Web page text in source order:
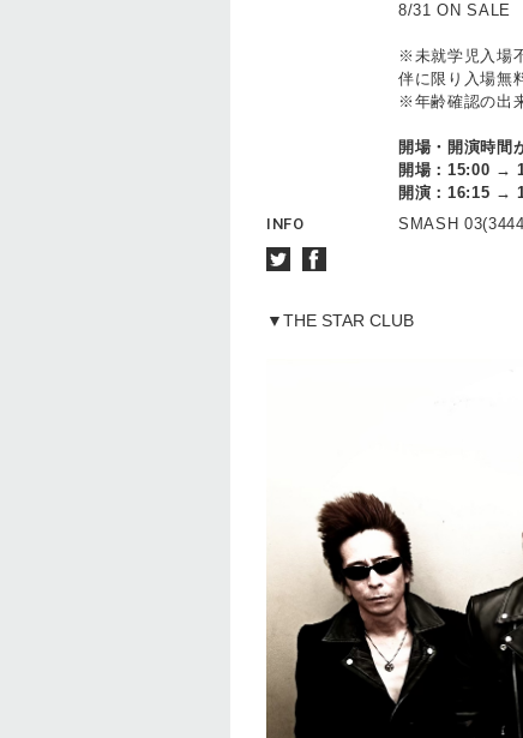
8/31 ON SALE
※未就学児入場
伴に限り入場無
※年齢確認の出
開場・開演時間
開場：15:00 →
開演：16:15 →
INFO
SMASH
▼THE STAR CLUB